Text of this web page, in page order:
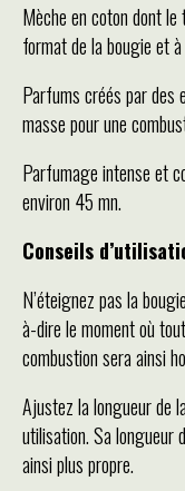
Mèche en coton dont
format de la bougie et
Parfums créés par des
masse pour une
Parfumage intense et
environ 45 mn.
Conseils
N’éteignez pas la
à-dire le moment où
combustion sera ainsi
Ajustez la longueur de
utilisation. Sa longueur
ainsi plus propre.